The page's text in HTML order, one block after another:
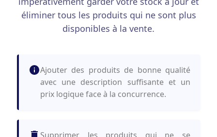
éliminer tous les produits qui ne sont plus
disponibles à la vente.
Ajouter des produits de bonne qualité
avec une description suffisante et un
prix logique face à la concurrence.